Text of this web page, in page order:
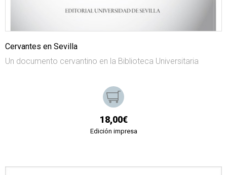
Cervantes en Sevilla
Un documento cervantino en la Biblioteca Universitaria
18,00€
Edición impresa